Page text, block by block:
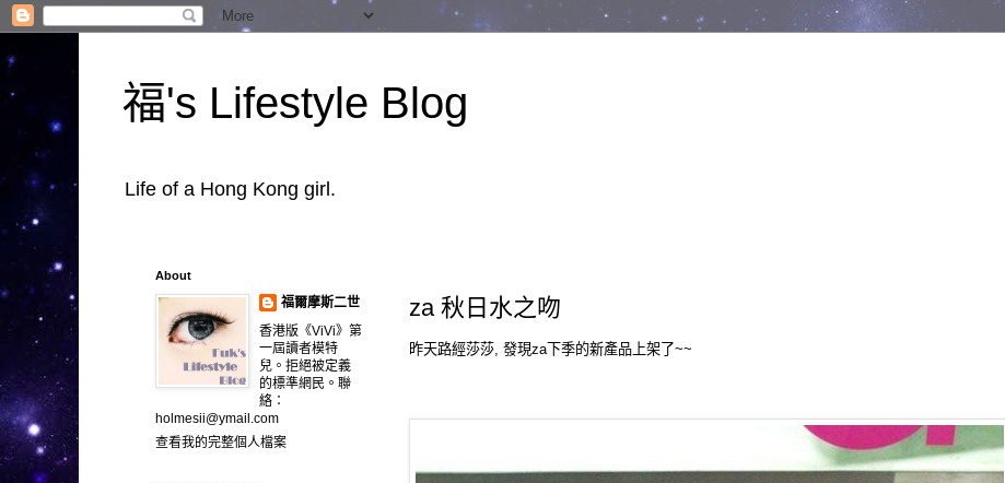
福's Lifestyle Blog
Life of a Hong Kong girl.
za 秋日水之吻
昨天路經莎莎, 發現za下季的新產品上架了~~
About
福爾摩斯二世
香港版《ViVi》第
一屆讀者模特
兒。拒絕被定義
的標準網民。聯
絡：
holmesii@ymail.com
查看我的完整個人檔案